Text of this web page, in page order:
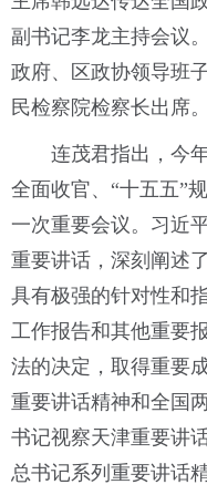
副书记李龙主持会议
政府、区政协领导班
民检察院检察长出席。
连茂君指出，今
全面收官、“十五五”
一次重要会议。习近
重要讲话，深刻阐述
具有极强的针对性和
工作报告和其他重要
法的决定，取得重要
重要讲话精神和全国
书记视察天津重要讲
总书记系列重要讲话